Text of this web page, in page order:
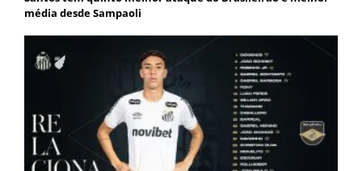
média desde Sampaoli